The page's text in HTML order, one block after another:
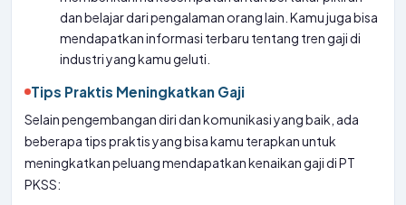
dan belajar dari pengalaman orang lain. Kamu juga bisa
mendapatkan informasi terbaru tentang tren gaji di
industri yang kamu geluti.
Tips Praktis Meningkatkan Gaji
Selain pengembangan diri dan komunikasi yang baik, ada
beberapa tips praktis yang bisa kamu terapkan untuk
meningkatkan peluang mendapatkan kenaikan gaji di PT
PKSS: